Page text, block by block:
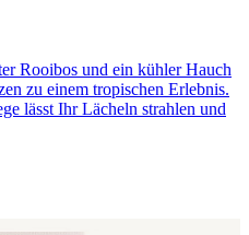
Rooibos und ein kühler Hauch
zu einem tropischen Erlebnis.
lässt Ihr Lächeln strahlen und